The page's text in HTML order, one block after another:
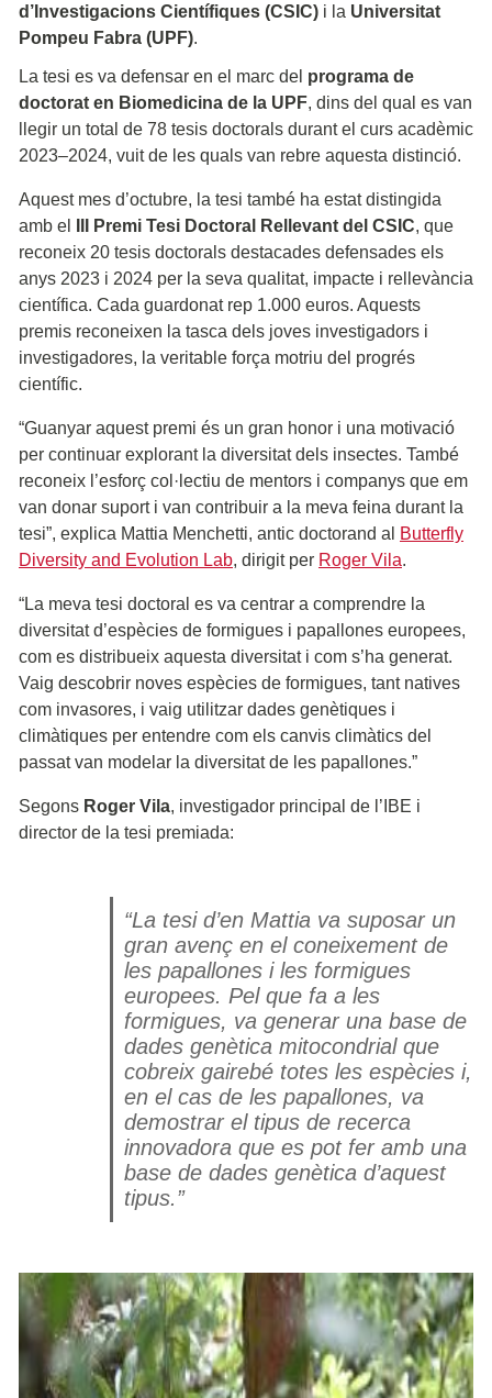
d’Investigacions Científiques (CSIC) i la Universitat
Pompeu Fabra (UPF).
La tesi es va defensar en el marc del programa de
doctorat en Biomedicina de la UPF, dins del qual es van
llegir un total de 78 tesis doctorals durant el curs acadèmic
2023–2024, vuit de les quals van rebre aquesta distinció.
Aquest mes d’octubre, la tesi també ha estat distingida
amb el
III Premi Tesi Doctoral Rellevant del CSIC, que
reconeix 20 tesis doctorals destacades defensades els
anys 2023 i 2024 per la seva qualitat, impacte i rellevància
científica. Cada guardonat rep 1.000 euros. Aquests
premis reconeixen la tasca dels joves investigadors i
investigadores, la veritable força motriu del progrés
científic.
“Guanyar aquest premi és un gran honor i una motivació
per continuar explorant la diversitat dels insectes. També
reconeix l’esforç col·lectiu de mentors i companys que em
van donar suport i van contribuir a la meva feina durant la
tesi”, explica Mattia Menchetti, antic doctorand al
Butterfly
Diversity and Evolution Lab, dirigit per Roger Vila.
“La meva tesi doctoral es va centrar a comprendre la
diversitat d’espècies de formigues i papallones europees,
com es distribueix aquesta diversitat i com s’ha generat.
Vaig descobrir noves espècies de formigues, tant natives
com invasores, i vaig utilitzar dades genètiques i
climàtiques per entendre com els canvis climàtics del
passat van modelar la diversitat de les papallones.”
Segons Roger Vila, investigador principal de l’IBE i
director de la tesi premiada:
“La tesi d’en Mattia va suposar un
gran avenç en el coneixement de
les papallones i les formigues
europees. Pel que fa a les
formigues, va generar una base de
dades genètica mitocondrial que
cobreix gairebé totes les espècies i,
en el cas de les papallones, va
demostrar el tipus de recerca
innovadora que es pot fer amb una
base de dades genètica d’aquest
tipus.”